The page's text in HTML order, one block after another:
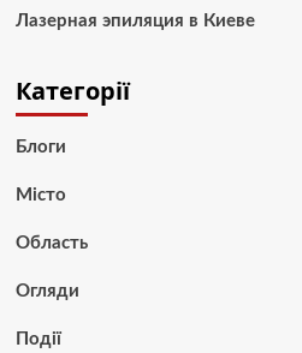
Лазерная эпиляция в Киеве
Категорії
Блоги
Місто
Область
Огляди
Події